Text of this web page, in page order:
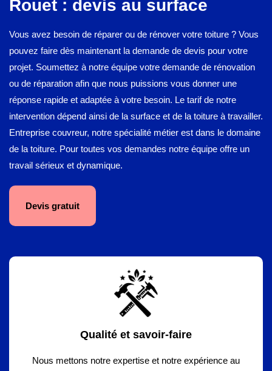
Rouet : devis au surface
Vous avez besoin de réparer ou de rénover votre toiture ? Vous
pouvez faire dès maintenant la demande de devis pour votre
projet. Soumettez à notre équipe votre demande de rénovation
ou de réparation afin que nous puissions vous donner une
réponse rapide et adaptée à votre besoin. Le tarif de notre
intervention dépend ainsi de la surface et de la toiture à travailler.
Entreprise couvreur, notre spécialité métier est dans le domaine
de la toiture. Pour toutes vos demandes notre équipe offre un
travail sérieux et dynamique.
Devis gratuit
Qualité et savoir-faire
Nous mettons notre expertise et notre expérience au